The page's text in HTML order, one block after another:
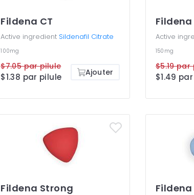
Fildena CT
Active ingredient Sildenafil Citrate
100mg
$7.05 par pilule
$1.38 par pilule Ajouter
Active
150mg
$5.19 par
$1.49
Fildena Strong